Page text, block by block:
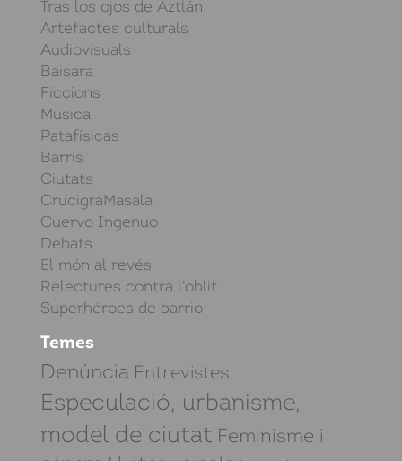
Tras los ojos de Aztlán
Artefactes culturals
Audiovisuals
Baisara
Ficcions
Música
Patafísicas
Barris
Ciutats
CrucigraMasala
Cuervo Ingenuo
Debats
El món al revés
Relectures contra l'oblit
Superhéroes de barrio
Temes
Denúncia Entrevistes
Especulació, urbanisme,
model de ciutat Feminisme i